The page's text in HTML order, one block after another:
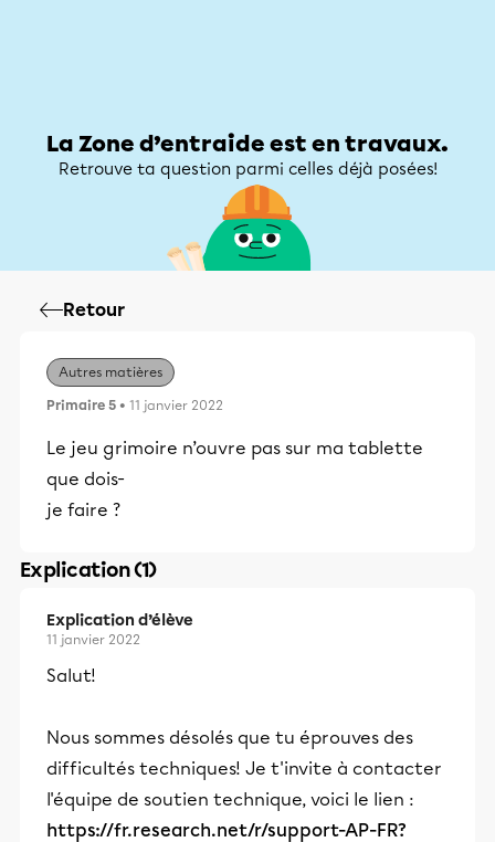
La Zone d’entraide est en travaux.
Retrouve ta question parmi celles déjà posées!
Retour
Autres matières
Primaire 5 • 11 janvier 2022
Le jeu grimoire n’ouvre pas sur ma tablette
que dois-
je faire ?
Explication (1)
Explication d’élève
11 janvier 2022
Salut!
Nous sommes désolés que tu éprouves des
difficultés techniques! Je t'invite à contacter
l'équipe de soutien technique, voici le lien :
https://fr.research.net/r/support-AP-FR?